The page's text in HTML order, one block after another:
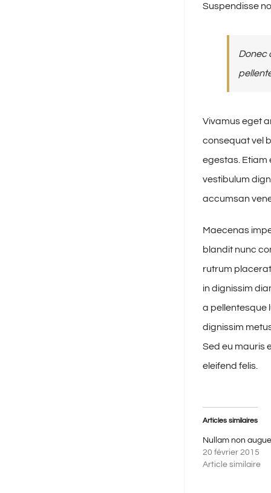
Suspendisse
Donec
Vivamus eget
consequat vel
egestas. Etiam
vestibulum
accumsan
Maecenas
blandit nunc
rutrum placerat
in dignissim
a pellentesque
dignissim
Sed eu mauris
eleifend felis.
Articles similaires
Nullam non
20 février 2015
Article similaire